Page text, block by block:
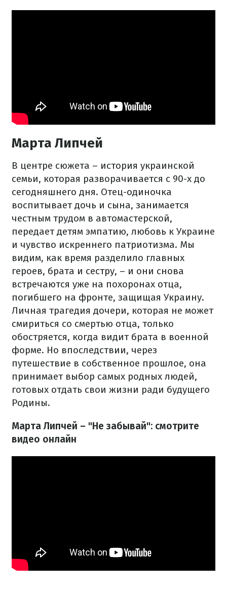
Марта Липчей
В центре сюжета – история украинской
семьи, которая разворачивается с 90-х до
сегодняшнего дня. Отец-одиночка
воспитывает дочь и сына, занимается
честным трудом в автомастерской,
передает детям эмпатию, любовь к Украине
и чувство искреннего патриотизма. Мы
видим, как время разделило главных
героев, брата и сестру, – и они снова
встречаются уже на похоронах отца,
погибшего на фронте, защищая Украину.
Личная трагедия дочери, которая не может
смириться со смертью отца, только
обостряется, когда видит брата в военной
форме. Но впоследствии, через
путешествие в собственное прошлое, она
принимает выбор самых родных людей,
готовых отдать свои жизни ради будущего
Родины.
Марта Липчей – "Не забывай": смотрите
видео онлайн